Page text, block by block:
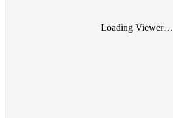
Loading Viewer…